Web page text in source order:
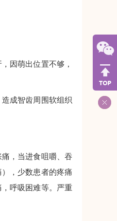
因萌出位置不够，
成智齿周围软组织
，当进食咀嚼、吞
，少数患者的疼痛
呼吸困难等。严重